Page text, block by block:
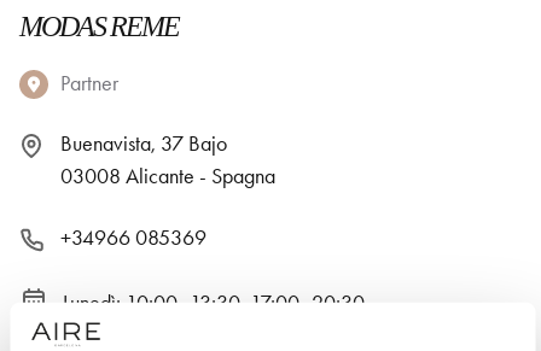
MODAS REME
Partner
Buenavista, 37 Bajo
03008 Alicante - Spagna
+34966 085369
Lunedì: 10:00–13:30, 17:00–20:30
Martedì: 10:00–13:30, 17:00–20:30